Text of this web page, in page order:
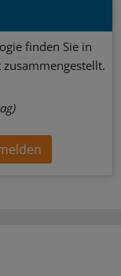
finden Sie in